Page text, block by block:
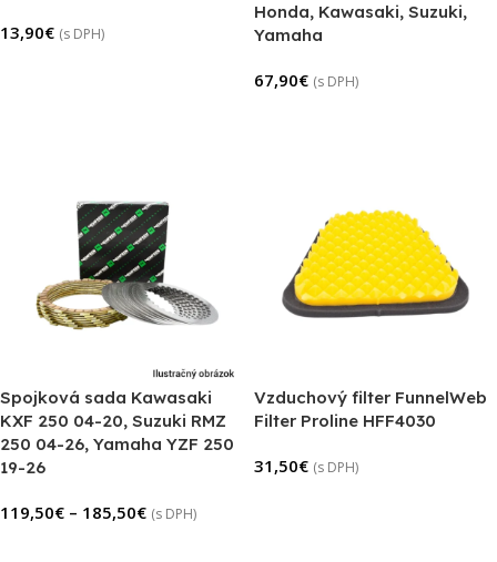
13,90€ (s DPH)
Honda, Kawasaki, Suzuki,
Yamaha
67,90€ (s DPH)
Spojková sada Kawasaki
KXF 250 04-20, Suzuki RMZ
250 04-26, Yamaha YZF 250
19-26
119,50€ – 185,50€ (s DPH)
Vzduchový filter FunnelWeb
Filter Proline HFF4030
31,50€ (s DPH)